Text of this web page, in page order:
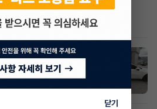
차 렌트 찾으시는분!!
풀옵션) 758,780원
닫기